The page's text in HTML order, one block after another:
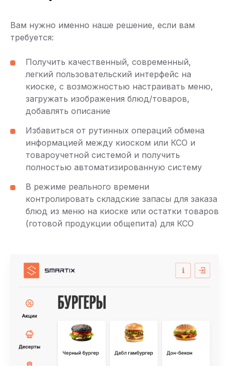
Вам нужно именно наше решение, если вам
требуется:
Получить качественный, современный,
легкий пользовательский интерфейс на
киоске, с возможностью настраивать меню,
загружать изображения блюд/товаров,
добавлять описание
Избавиться от рутинных операций обмена
информацией между киоском или КСО и
товароучетной системой и получить
полностью автоматизированную систему
В режиме реального времени
контролировать складские запасы для заказа
блюд из меню на киоске или остатки товаров
(готовой продукции общепита) для КСО